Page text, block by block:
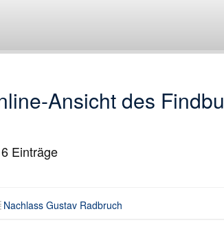
Ansicht des
Einträge
Nachlass Gustav Radbruch